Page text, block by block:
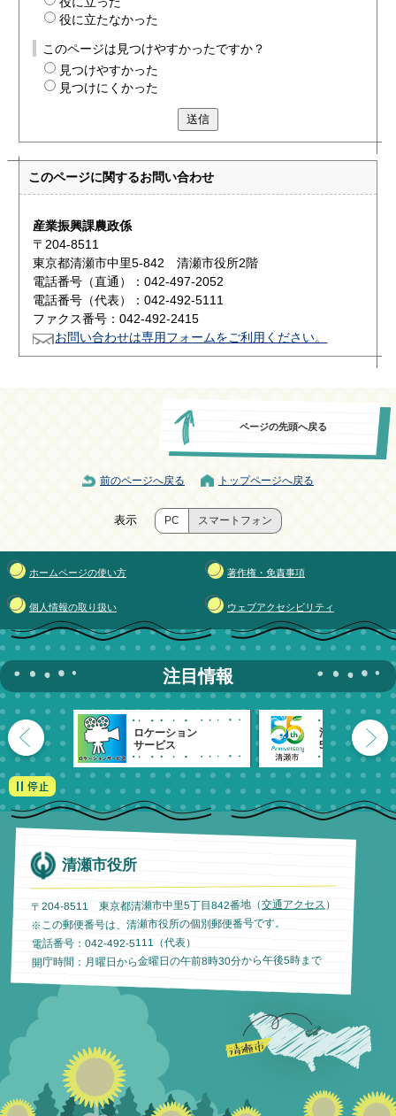
役に立たなかった
このページは見つけやすかったですか？
見つけやすかった
見つけにくかった
送信
このページに関するお問い合わせ
産業振興課農政係
〒204-8511
東京都清瀬市中里5-842 清瀬市役所2階
電話番号（直通）：042-497-2052
電話番号（代表）：042-492-5111
ファクス番号：042-492-2415
お問い合わせは専用フォームをご利用ください。
ページの先頭へ戻る
前のページへ戻る トップページへ戻る
表示 PC スマートフォン
ホームページの使い方 著作権・免責事項
個人情報の取り扱い ウェブアクセシビリティ
注目情報
ロケーション
サービス
清瀬市
55周年記念
清瀬市役所
〒204-8511 東京都清瀬市中里5丁目842番地（交通アクセス ）
※この郵便番号は、清瀬市役所の個別郵便番号です。
電話番号：042-492-5111（代表）
開庁時間：月曜日から金曜日の午前8時30分から午後5時まで